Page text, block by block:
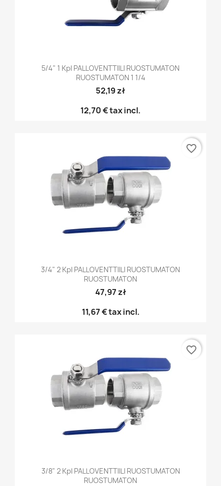
5/4" 1 Kpl PALLOVENTTIILI RUOSTUMATON
RUOSTUMATON 1 1/4
52,19 zł
12,70 €tax incl.
3/4" 2 Kpl PALLOVENTTIILI RUOSTUMATON
RUOSTUMATON
47,97 zł
11,67 €tax incl.
favorite_border
3/8" 2 Kpl PALLOVENTTIILI RUOSTUMATON
RUOSTUMATON
favorite_border